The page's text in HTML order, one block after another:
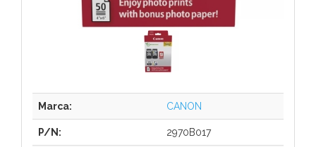
Marca: CANON
P/N: 2970B017